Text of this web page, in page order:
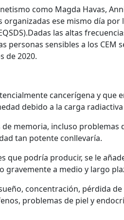
como Magda Havas,
ese mismo día por
las altas
sensibles a los CEM
de 2020.
cancerígena y que
debido a la carga
memoria, incluso problemas
tan potente conllevaría.
que podría producir, se le
gravemente a medio y largo
concentración, pérdida
problemas de piel y